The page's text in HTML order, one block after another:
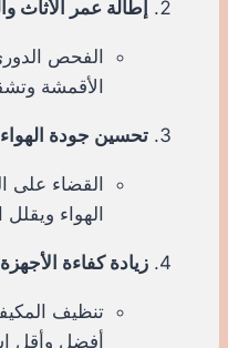
إطالة عمر الأثاث
الفحص
الأقمشة
تحسين جودة
القضاء على
الهواء ويقلل
زيادة كفاءة الأجهزة
تنظيف
أفضل وأقل